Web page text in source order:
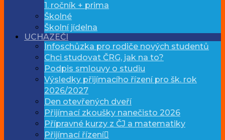
1. ročník + prima
Školné
Školní jídelna
UCHAZEČI
Infoschůzka pro rodiče nových studentů
Chci studovat ČRG, jak na to?
Podpis smlouvy o studiu
Výsledky přijímacího řízení pro šk. rok
2026/2027
Den otevřených dveří
Přijímací zkoušky nanečisto 2026
Přípravné kurzy z ČJ a matematiky
Přijímací řízení